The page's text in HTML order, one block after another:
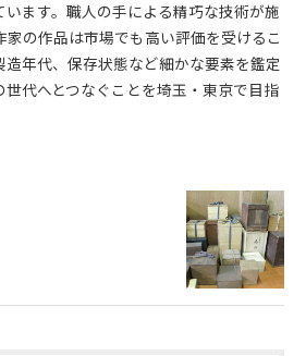
ます。職人の手による精巧な技術が施
の作品は市場でも高い評価を受けるこ
造年代、保存状態など細かな要素を鑑定
代へとつなぐことを埼玉・東京で目指